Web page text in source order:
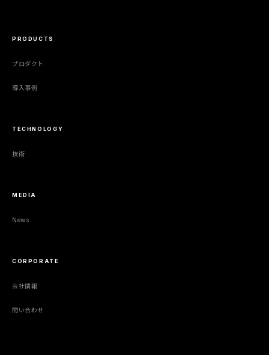
PRODUCTS
プロダクト
導入事例
TECHNOLOGY
技術
MEDIA
News
CORPORATE
会社情報
問い合わせ